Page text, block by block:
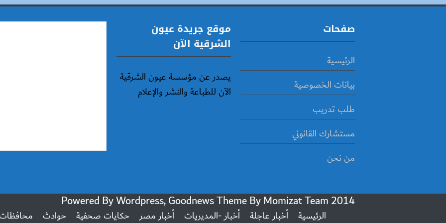
صفحات
الرئيسية
بيانات الخصوصية
طلب تدريب
مستشارك القانوني
من نحن
موقع جريدة عيون
الشرقية الآن
يصدر عن مؤسسة عيون الشرقية
الآن للطباعة والنشر والإعلام
2014 Powered By Wordpress, Goodnews Theme By
Momizat Team
الرئيسية أخبار عاجلة أخبار -المديريات أخبار مصر حكايات صحفية حوادث محافظات